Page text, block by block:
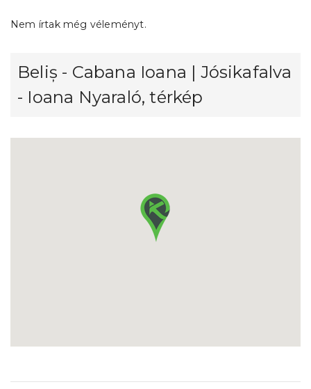
Nem írtak még véleményt.
Beliș - Cabana Ioana | Jósikafalva
- Ioana Nyaraló, térkép